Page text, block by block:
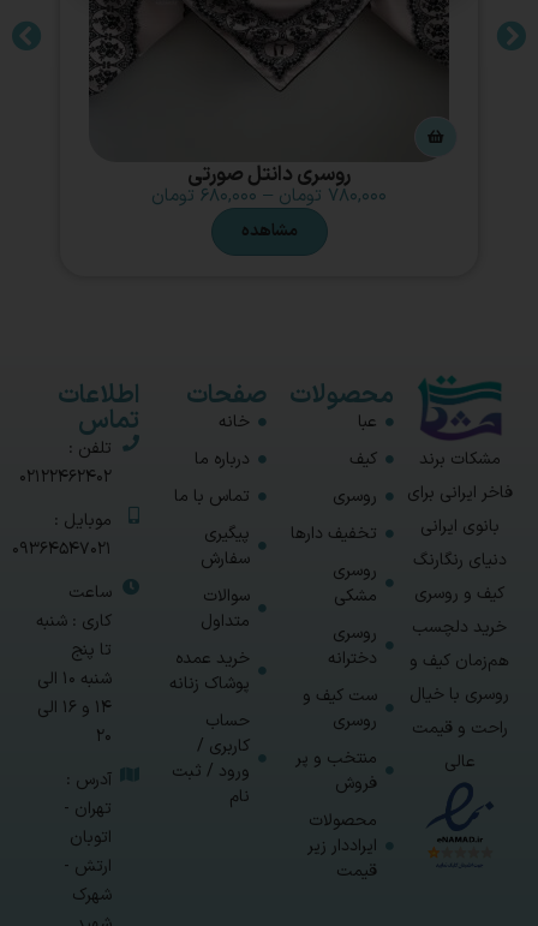
روسری دانتل صورتی
۷۸۰,۰۰۰ تومان – ۶۸۰,۰۰۰ تومان
مشاهده
مشکات برند
فاخر ایرانی برای
بانوی ایرانی
دنیای رنگارنگ
کیف و روسری
خرید دلچسب
هم‌زمان کیف و
روسری با خیال
راحت و قیمت
عالی
محصولات
عبا
کیف
روسری
تخفیف دارها
روسری
مشکی
روسری
دخترانه
ست کیف و
روسری
منتخب و پر
فروش
محصولات
ایراددار زیر
قیمت
صفحات
خانه
درباره ما
تماس با ما
پیگیری
سفارش
سوالات
متداول
خرید عمده
پوشاک زنانه
حساب
کاربری /
ورود / ثبت
نام
اطلاعات
تماس
تلفن :
02122462402
موبایل :
09364547021
ساعت
کاری : شنبه
تا پنج
شنبه 10 الی
14 و 16 الی
20
آدرس :
تهران -
اتوبان
ارتش -
شهرک